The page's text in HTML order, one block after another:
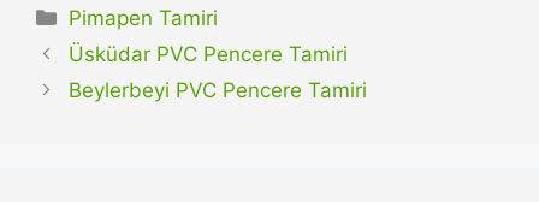
Kategoriler
Pimapen Tamiri
Üsküdar PVC Pencere Tamiri
Beylerbeyi PVC Pencere Tamiri